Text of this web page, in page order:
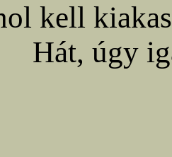
kell
Hát, úgy